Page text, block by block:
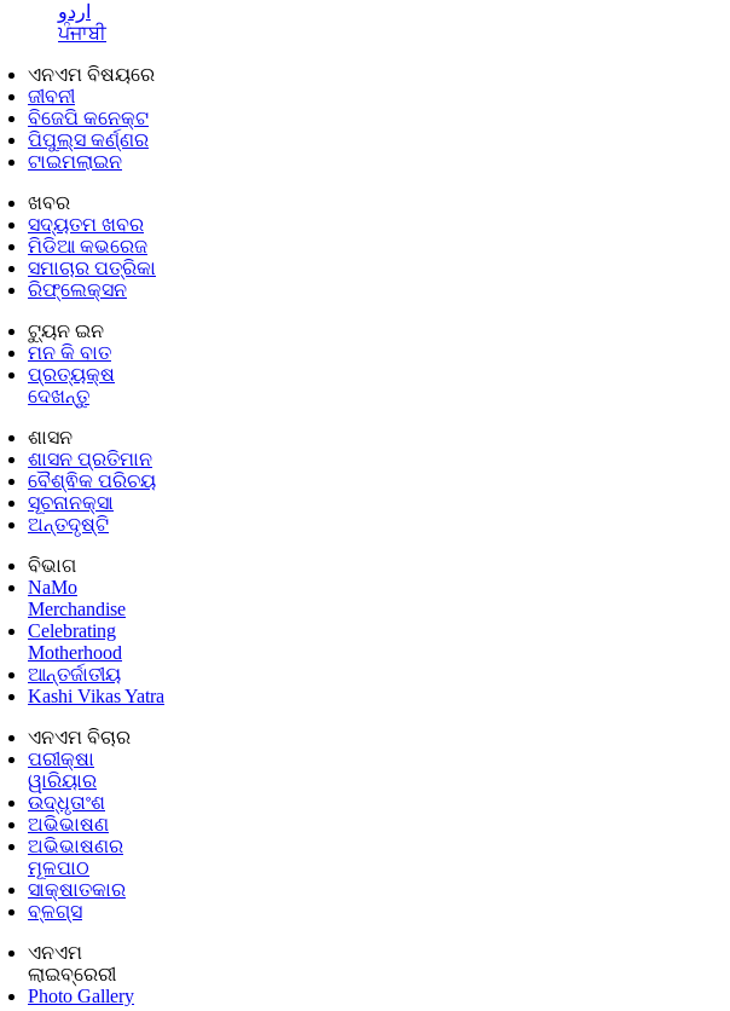
اردو
ਪੰਜਾਬੀ
ଏନଏମ ବିଷୟରେ
ଜୀବନୀ
ବିଜେପି କନେକ୍ଟ
ପିପୁଲ୍ସ କର୍ଣ୍ଣର
ଟାଇମଲାଇନ
ଖବର
ସଦ୍ୟତମ ଖବର
ମିଡିଆ କଭରେଜ
ସମାଚାର ପତ୍ରିକା
ରିଫ୍ଲେକ୍ସନ
ଟ୍ୟୁନ ଇନ
ମନ କି ବାତ
ପ୍ରତ୍ୟକ୍ଷ
ଦେଖନ୍ତୁ
ଶାସନ
ଶାସନ ପ୍ରତିମାନ
ବୈଶ୍ଵିକ ପରିଚୟ
ସୂଚନାନକ୍ସା
ଅନ୍ତଦୃଷ୍ଟି
ବିଭାଗ
NaMo
Merchandise
Celebrating
Motherhood
ଆନ୍ତର୍ଜାତୀୟ
Kashi Vikas Yatra
ଏନଏମ ବିଚାର
ପରୀକ୍ଷା
ୱାରିୟାର
ଉଦ୍ଧୃତାଂଶ
ଅଭିଭାଷଣ
ଅଭିଭାଷଣର
ମୂଳପାଠ
ସାକ୍ଷାତକାର
ବ୍ଳଗ୍ସ
ଏନଏମ
ଲାଇବ୍ରେରୀ
Photo Gallery